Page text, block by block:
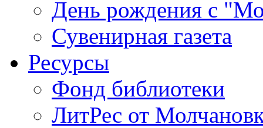
День рождения с
Сувенирная газета
Ресурсы
Фонд библиотеки
ЛитРес от